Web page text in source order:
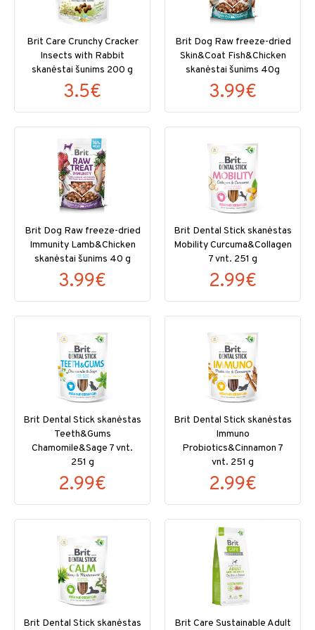
Brit Care Crunchy Cracker
Insects with Rabbit
skanėstai šunims 200 g
3.5€
Brit Dog Raw freeze-dried
Skin&Coat Fish&Chicken
skanėstai šunims 40g
3.99€
Brit Dog Raw freeze-dried
Immunity Lamb&Chicken
skanėstai šunims 40 g
3.99€
Brit Dental Stick skanėstas
Mobility Curcuma&Collagen
7 vnt. 251 g
2.99€
Brit Dental Stick skanėstas
Teeth&Gums
Chamomile&Sage 7 vnt.
251 g
2.99€
Brit Dental Stick skanėstas
Immuno
Probiotics&Cinnamon 7
vnt. 251 g
2.99€
Brit Dental Stick skanėstas
Brit Care Sustainable Adult